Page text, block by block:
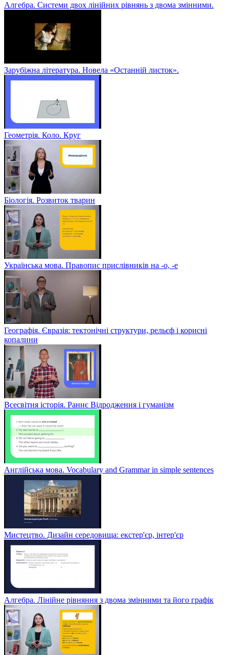
Алгебра. Системи двох лінійних рівнянь з двома змінними.
Зарубіжна література. Новела «Останній листок».
Геометрія. Коло. Круг
Біологія. Розвиток тварин
Українська мова. Правопис прислівників на -о, -е
Географія. Євразія: тектонічні структури, рельєф і корисні
копалини
Всесвітня історія. Раннє Відродження і гуманізм
Англійська мова. Vocabulary and Grammar in simple sentences
Мистецтво. Дизайн середовища: екстер'єр, інтер'єр
Алгебра. Лінійне рівняння з двома змінними та його графік